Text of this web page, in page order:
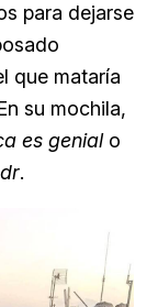
para dejarse
que mataría
su mochila,
es genialo
.